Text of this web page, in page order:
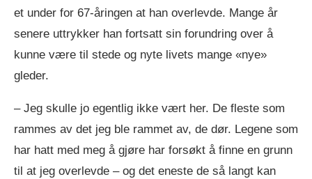
et under for 67-åringen at han overlevde. Mange år
senere uttrykker han fortsatt sin forundring over å
kunne være til stede og nyte livets mange «nye»
gleder.
– Jeg skulle jo egentlig ikke vært her. De fleste som
rammes av det jeg ble rammet av, de dør. Legene som
har hatt med meg å gjøre har forsøkt å finne en grunn
til at jeg overlevde – og det eneste de så langt kan